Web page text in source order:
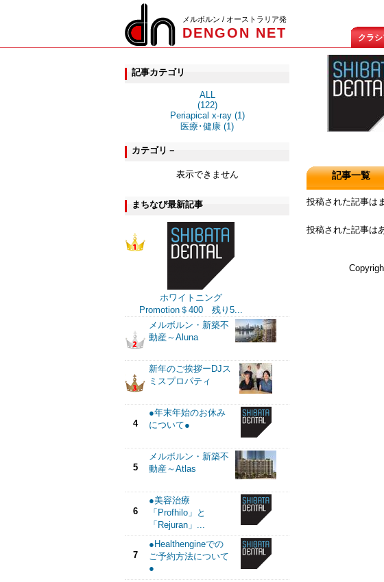
メルボルン / オーストラリア発
DENGON NET クラ
記事カテゴリ
ALL
(122)
Periapical x-ray (1)
医療･健康 (1)
カテゴリ－
表示できません
まちなび最新記事
ホワイトニング
Promotion＄400 残り5...
メルボルン・新築不
動産～Aluna
新年のご挨拶ーDJス
ミスプロパティ
4
●年末年始のお休み
について●
5
メルボルン・新築不
動産～Atlas
6
●美容治療
「Profhilo」と
「Rejuran」...
7
●Healthengineでの
ご予約方法について
●
記事一覧
投稿された記事は
投稿された記事は